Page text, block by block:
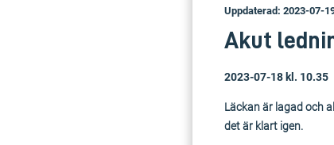
Uppdaterad: 2023-07-
Akut
2023-07-18 kl. 10.35
Läckan är lagad och
det är klart igen.